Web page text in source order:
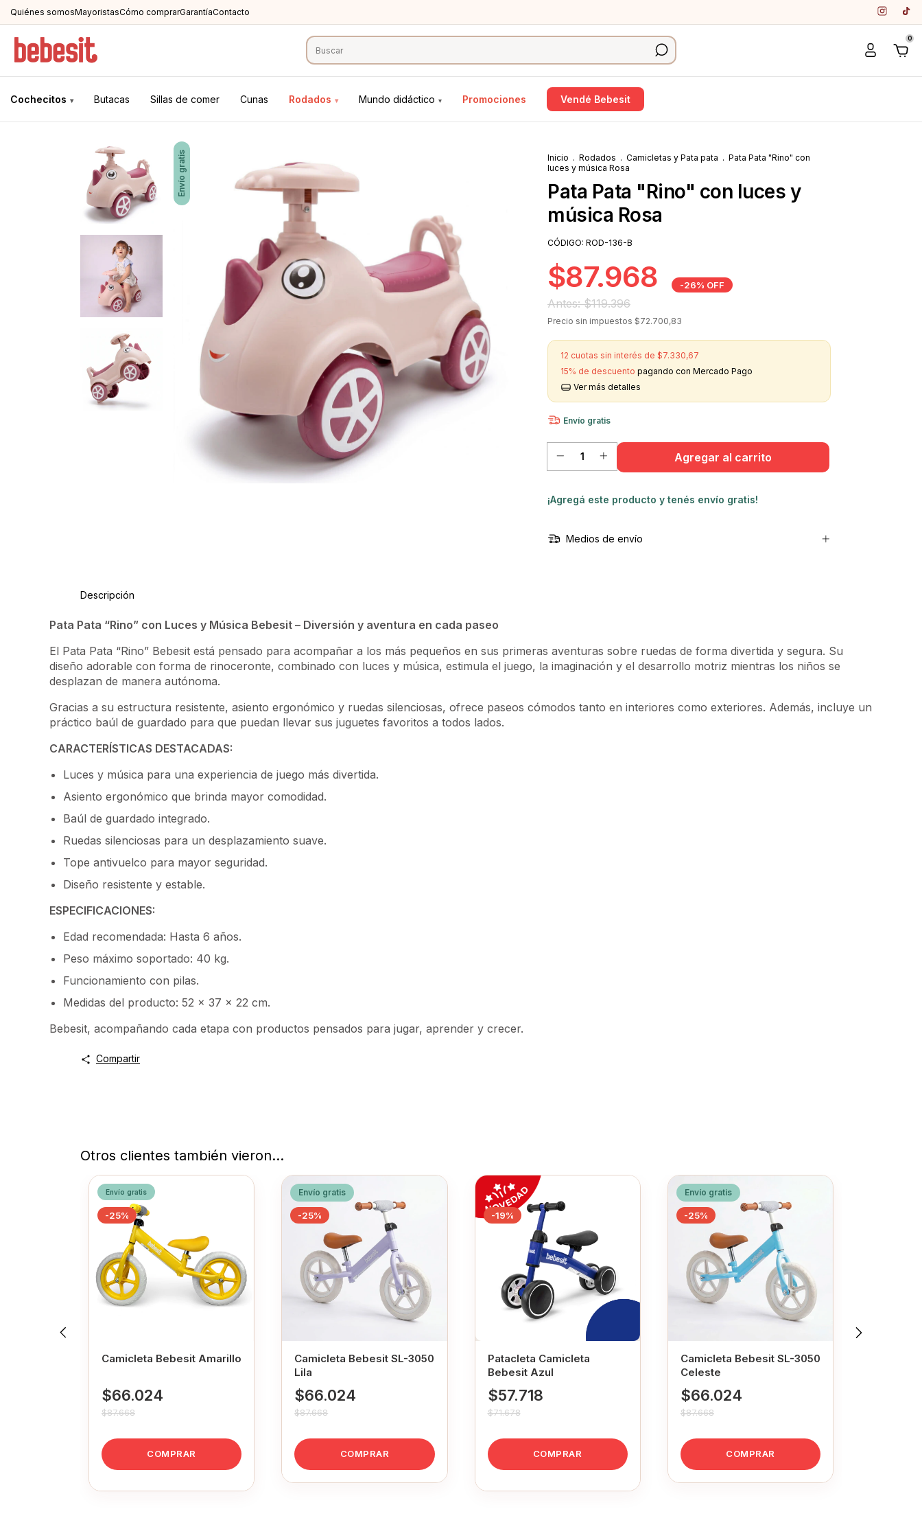
Quiénes somosMayoristasCómo comprarGarantíaContacto
0
Cochecitos ▾ Butacas Sillas de comer Cunas Rodados ▾ Mundo didáctico ▾ Promociones Vendé Bebesit
Envío gratis Inicio . Rodados . Camicletas y Pata pata . Pata Pata "Rino" con
luces y música Rosa
Pata Pata "Rino" con luces y
música Rosa
CÓDIGO: ROD-136-B
$87.968 -26% OFF
$119.396
Precio sin impuestos $72.700,83
12 cuotas sin interés de $7.330,67
15% de descuento pagando con Mercado Pago
Ver más detalles
Envío gratis
¡Agregá este producto y tenés envío gratis!
Medios de envío
Descripción
Pata Pata “Rino” con Luces y Música Bebesit – Diversión y aventura en cada paseo
El Pata Pata “Rino” Bebesit está pensado para acompañar a los más pequeños en sus primeras aventuras sobre ruedas de forma divertida y segura. Su
diseño adorable con forma de rinoceronte, combinado con luces y música, estimula el juego, la imaginación y el desarrollo motriz mientras los niños se
desplazan de manera autónoma.
Gracias a su estructura resistente, asiento ergonómico y ruedas silenciosas, ofrece paseos cómodos tanto en interiores como exteriores. Además, incluye un
práctico baúl de guardado para que puedan llevar sus juguetes favoritos a todos lados.
CARACTERÍSTICAS DESTACADAS:
Luces y música para una experiencia de juego más divertida.
Asiento ergonómico que brinda mayor comodidad.
Baúl de guardado integrado.
Ruedas silenciosas para un desplazamiento suave.
Tope antivuelco para mayor seguridad.
Diseño resistente y estable.
ESPECIFICACIONES:
Edad recomendada: Hasta 6 años.
Peso máximo soportado: 40 kg.
Funcionamiento con pilas.
Medidas del producto: 52 x 37 x 22 cm.
Bebesit, acompañando cada etapa con productos pensados para jugar, aprender y crecer.
Compartir
Otros clientes también vieron...
Envío gratis
Camicleta Bebesit Amarillo
$66.024
-25%
$87.668
COMPRAR
Envío gratis
Camicleta Bebesit SL-3050
Lila
$66.024
-25%
$87.668
Patacleta Camicleta
Bebesit Azul
$57.718
-19%
$71.678
COMPRAR
Envío gratis
Camicleta Bebesit SL-3050
Celeste
$66.024
-25%
$87.668